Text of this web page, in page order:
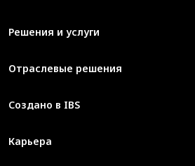
Решения и услуги
Отраслевые решения
Создано в IBS
Карьера